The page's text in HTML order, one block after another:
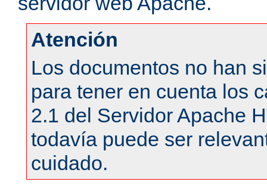
Atención
Los documentos no han
para tener en cuenta los
2.1 del Servidor Apache
todavía puede ser
cuidado.